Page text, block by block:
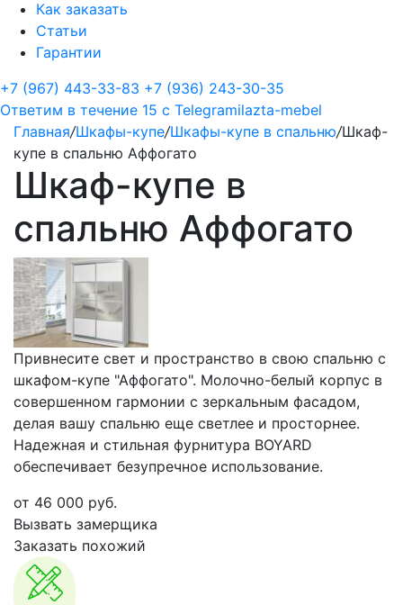
Как заказать
Статьи
Гарантии
+7 (967) 443-33-83 +7 (936) 243-30-35
Ответим в течение 15 с Telegramilazta-mebel
Главная/Шкафы-купе/Шкафы-купе в спальню/Шкаф-
купе в спальню Аффогато
Шкаф-купе в
спальню Аффогато
Привнесите свет и пространство в свою спальню с
шкафом-купе "Аффогато". Молочно-белый корпус в
совершенном гармонии с зеркальным фасадом,
делая вашу спальню еще светлее и просторнее.
Надежная и стильная фурнитура BOYARD
обеспечивает безупречное использование.
от 46 000 руб.
Вызвать замерщика
Заказать похожий